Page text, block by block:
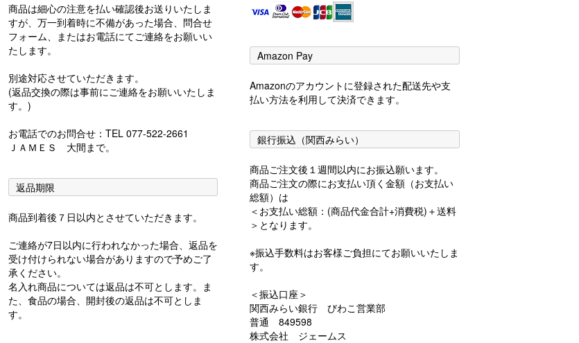
商品は細心の注意を払い確認後お送りいたしま
すが、万一到着時に不備があった場合、問合せ
フォーム、またはお電話にてご連絡をお願いい
たします。
別途対応させていただきます。
(返品交換の際は事前にご連絡をお願いいたしま
す。)
お電話でのお問合せ：TEL 077-522-2661
ＪＡＭＥＳ 大間まで。
返品期限
商品到着後７日以内とさせていただきます。
ご連絡が7日以内に行われなかった場合、返品を
受け付けられない場合がありますので予めご了
承ください。
名入れ商品については返品は不可とします。ま
た、食品の場合、開封後の返品は不可としま
す。
Amazon Pay
Amazonのアカウントに登録された配送先や支
払い方法を利用して決済できます。
銀行振込（関西みらい）
商品ご注文後１週間以内にお振込願います。
商品ご注文の際にお支払い頂く金額（お支払い
総額）は
＜お支払い総額：(商品代金合計+消費税)＋送料
＞となります。
※振込手数料はお客様ご負担にてお願いいたしま
す。
＜振込口座＞
関西みらい銀行 びわこ営業部
普通 849598
株式会社 ジェームス